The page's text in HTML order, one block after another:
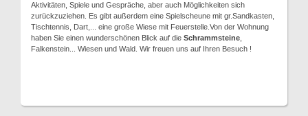
Aktivitäten, Spiele und Gespräche, aber auch Möglichkeiten sich
zurückzuziehen. Es gibt außerdem eine Spielscheune mit gr.Sandkasten,
Tischtennis, Dart,... eine große Wiese mit Feuerstelle.Von der Wohnung
haben Sie einen wunderschönen Blick auf die Schrammsteine
Falkenstein... Wiesen und Wald. Wir freuen uns auf Ihren Besuch !